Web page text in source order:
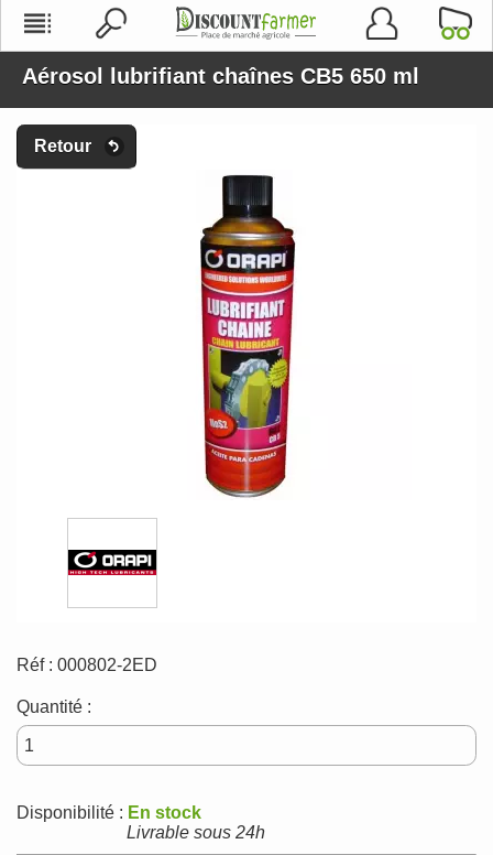
Aérosol lubrifiant chaînes CB5 650 ml
Retour
Réf : 000802-2ED
Quantité :
Disponibilité : En stock
Livrable sous 24h